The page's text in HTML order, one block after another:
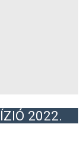
2022.